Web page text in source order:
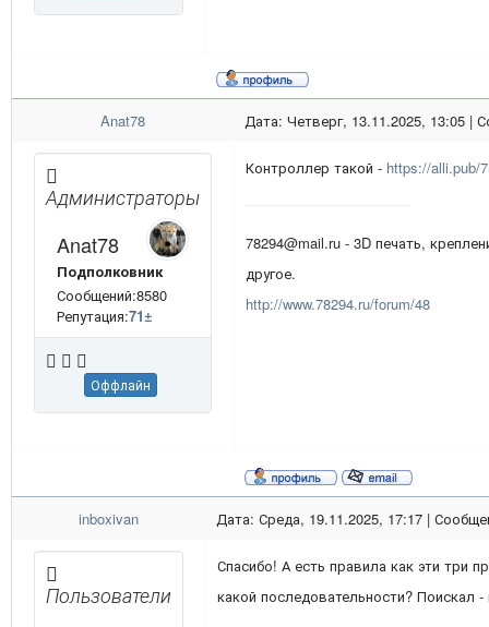
Anat78 Дата: Четверг, 13.11.2025, 13:05 |
Администраторы
Anat78
Подполковник
Сообщений:8580
Репутация:71±
Оффлайн
Контроллер такой - https://alli.pub/
78294@mail.ru - 3D печать,
другое.
http://www.78294.ru/forum/48
inboxivan Дата: Среда, 19.11.2025, 17:17 |
Пользователи
Спасибо! А есть правила как эти три
какой последовательности? Поискал